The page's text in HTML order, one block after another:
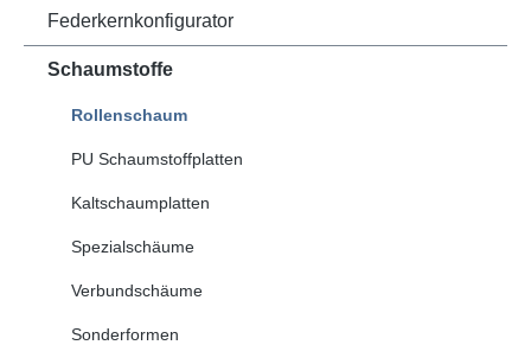
Federkernkonfigurator
Schaumstoffe
Rollenschaum
PU Schaumstoffplatten
Kaltschaumplatten
Spezialschäume
Verbundschäume
Sonderformen